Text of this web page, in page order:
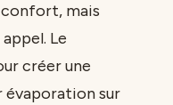
mais
Le
créer une
évaporation sur